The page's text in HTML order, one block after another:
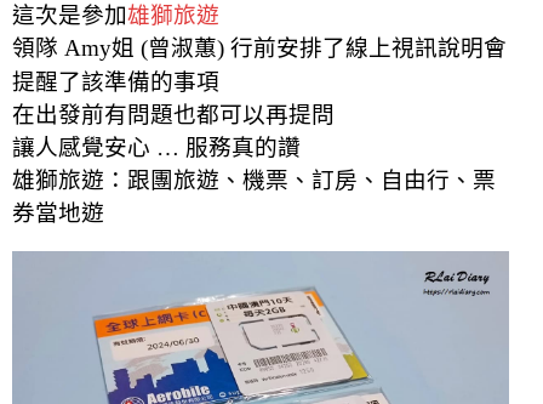
這次是參加雄獅旅遊
領隊 Amy姐 (曾淑蕙) 行前安排了線上視訊說明會
提醒了該準備的事項
在出發前有問題也都可以再提問
讓人感覺安心 … 服務真的讚
雄獅旅遊：跟團旅遊、機票、訂房、自由行、票
券當地遊